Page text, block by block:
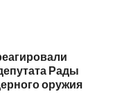
Рады
оружия